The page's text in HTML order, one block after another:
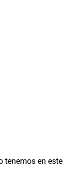
tenemos en este